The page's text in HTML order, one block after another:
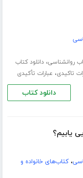
روانشناسی،دانلود کتاب
تاکیدی، عبارات تأکیدی
دانلود کتاب
یابیم؟
،کتاب‌های خانواده و